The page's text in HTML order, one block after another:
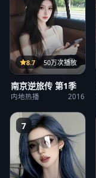
21集
8.7 50万次播放
南京逆旅传 第1季
内地热播 2016
7